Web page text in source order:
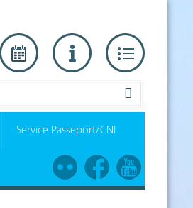
Service Passeport/CNI